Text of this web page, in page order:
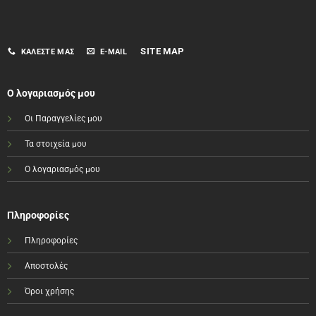
ΚΑΛΈΣΤΕ ΜΑΣ E-MAIL SITE MAP
Ο λογαριασμός μου
Οι Παραγγελίες μου
Τα στοιχεία μου
Ο λογαριασμός μου
Πληροφορίες
Πληροφορίες
Αποστολές
Όροι χρήσης